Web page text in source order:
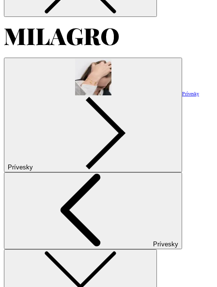
Prívesky
Prívesky
Prívesky